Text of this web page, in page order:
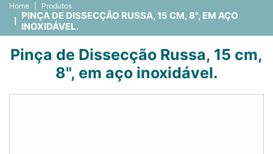
Home Produtos
PINÇA DE DISSECÇÃO RUSSA, 15 CM, 8", EM AÇO
INOXIDÁVEL.
Pinça de Dissecção Russa, 15 cm,
8", em aço inoxidável.